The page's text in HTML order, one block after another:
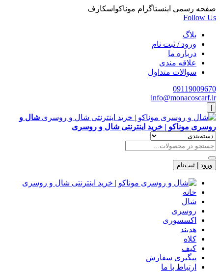
صفحه رسمی اینستاگرام موناکواسکارف
Follow Us
بلاگ
ورود / ثبت نام
درباره ما
علاقه مندی
سوالات متداول
09119009670
info@monacoscarf.ir
شال و
روسری موناکو | خرید اینترنتی شال و روسری
ورود | ثبت‌نام
خانه
شال
روسری
اکسسوری
هدبند
کلاه
کیف
پیگیری سفارش
ارتباط با ما